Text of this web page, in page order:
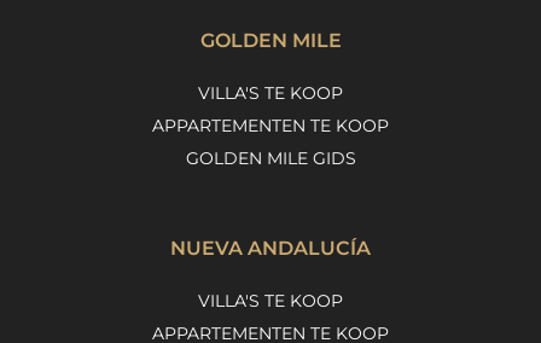
GOLDEN MILE
VILLA'S TE KOOP
APPARTEMENTEN TE KOOP
GOLDEN MILE GIDS
NUEVA ANDALUCÍA
VILLA'S TE KOOP
APPARTEMENTEN TE KOOP